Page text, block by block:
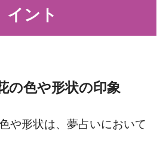
イント
の色や形状の印象
や形状は、夢占いにおいて